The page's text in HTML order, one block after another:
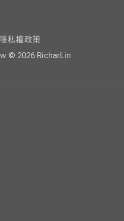
隱私權政策
© 2026 RicharLin